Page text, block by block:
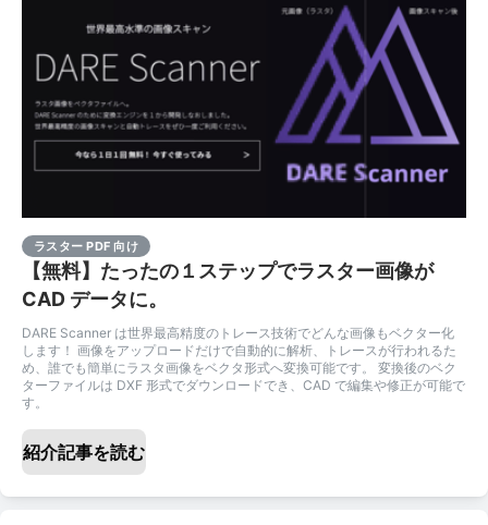
ラスター PDF 向け
【無料】たったの１ステップでラスター画像が
CAD データに。
DARE Scanner は世界最高精度のトレース技術でどんな画像もベクター化
します！ 画像をアップロードだけで自動的に解析、トレースが行われるた
め、誰でも簡単にラスタ画像をベクタ形式へ変換可能です。 変換後のベク
ターファイルは DXF 形式でダウンロードでき、CAD で編集や修正が可能で
す。
紹介記事を読む